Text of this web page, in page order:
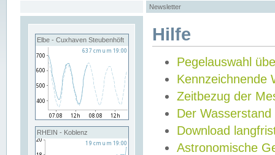
Newsletter
Elbe - Cuxhaven Steubenhöft
RHEIN - Koblenz
Hilfe
Pegelauswahl
Kennzeichnende
Zeitbezug der
Der Wasserstand
Download
Astronomische